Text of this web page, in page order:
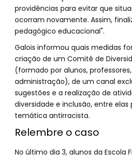
providências para evitar que
ocorram novamente. Assim,
pedagógico educacional".
Galois informou quais medidas
criação de um Comitê de
(formado por alunos,
administração), de um canal
sugestões e a realização de
diversidade e inclusão, entre elas
temática antirracista.
Relembre o caso
No último dia 3, alunos da Escola